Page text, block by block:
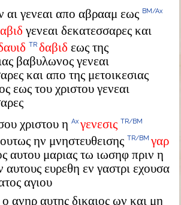
αι γενεαι απο αβρααμ εως BM/Ax
γενεαι δεκατεσσαρες και
TR δαβιδ εως της
βαβυλωνος γενεαι
και απο της μετοικεσιας
εως του χριστου γενεαι
χριστου η Ax γενεσις TR/BM
ουτως ην μνηστευθεισης TR/BM γαρ
αυτου μαριας τω ιωσηφ πριν η
αυτους ευρεθη εν γαστρι εχουσα
αγιου
ανηρ αυτης δικαιος ων και μη